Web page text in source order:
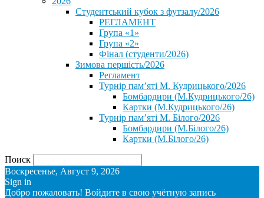
Студентський кубок з футзалу/2026
РЕГЛАМЕНТ
Група «1»
Група «2»
Фінал (студенти/2026)
⁨Зимова першість/2026⁩
Регламент
Турнір пам’яті М. Кудрицького/2026
Бомбардири (М.Кудрицького/26)
Картки (М.Кудрицького/26)
Турнір пам’яті М. Білого/2026
Бомбардири (М.Білого/26)
Картки (М.Білого/26)
Поиск
Воскресенье, Август 9, 2026
Sign in
Добро пожаловать! Войдите в свою учётную запись